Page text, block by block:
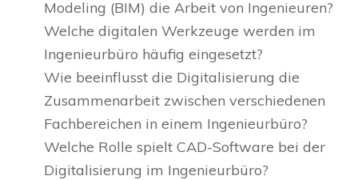
Modeling (BIM) die Arbeit von Ingenieuren?
Welche digitalen Werkzeuge werden im
Ingenieurbüro häufig eingesetzt?
Wie beeinflusst die Digitalisierung die
Zusammenarbeit zwischen verschiedenen
Fachbereichen in einem Ingenieurbüro?
Welche Rolle spielt CAD-Software bei der
Digitalisierung im Ingenieurbüro?